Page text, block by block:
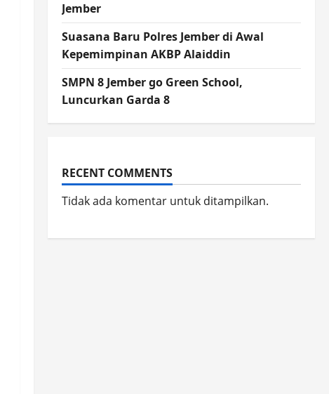
Jember
Suasana Baru Polres Jember di Awal
Kepemimpinan AKBP Alaiddin
SMPN 8 Jember go Green School,
Luncurkan Garda 8
RECENT COMMENTS
Tidak ada komentar untuk ditampilkan.